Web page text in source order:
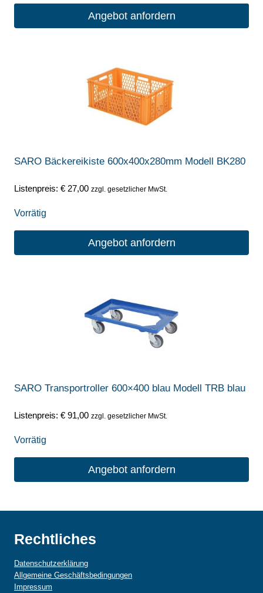
Angebot anfordern
SARO Bäckereikiste 600x400x280mm Modell BK280
Listenpreis: € 27,00 zzgl. gesetzlicher MwSt.
Vorrätig
Angebot anfordern
SARO Transportroller 600×400 blau Modell TRB blau
Listenpreis: € 91,00 zzgl. gesetzlicher MwSt.
Vorrätig
Angebot anfordern
Rechtliches
Datenschutzerklärung
Allgemeine Geschäftsbedingungen
Impressum